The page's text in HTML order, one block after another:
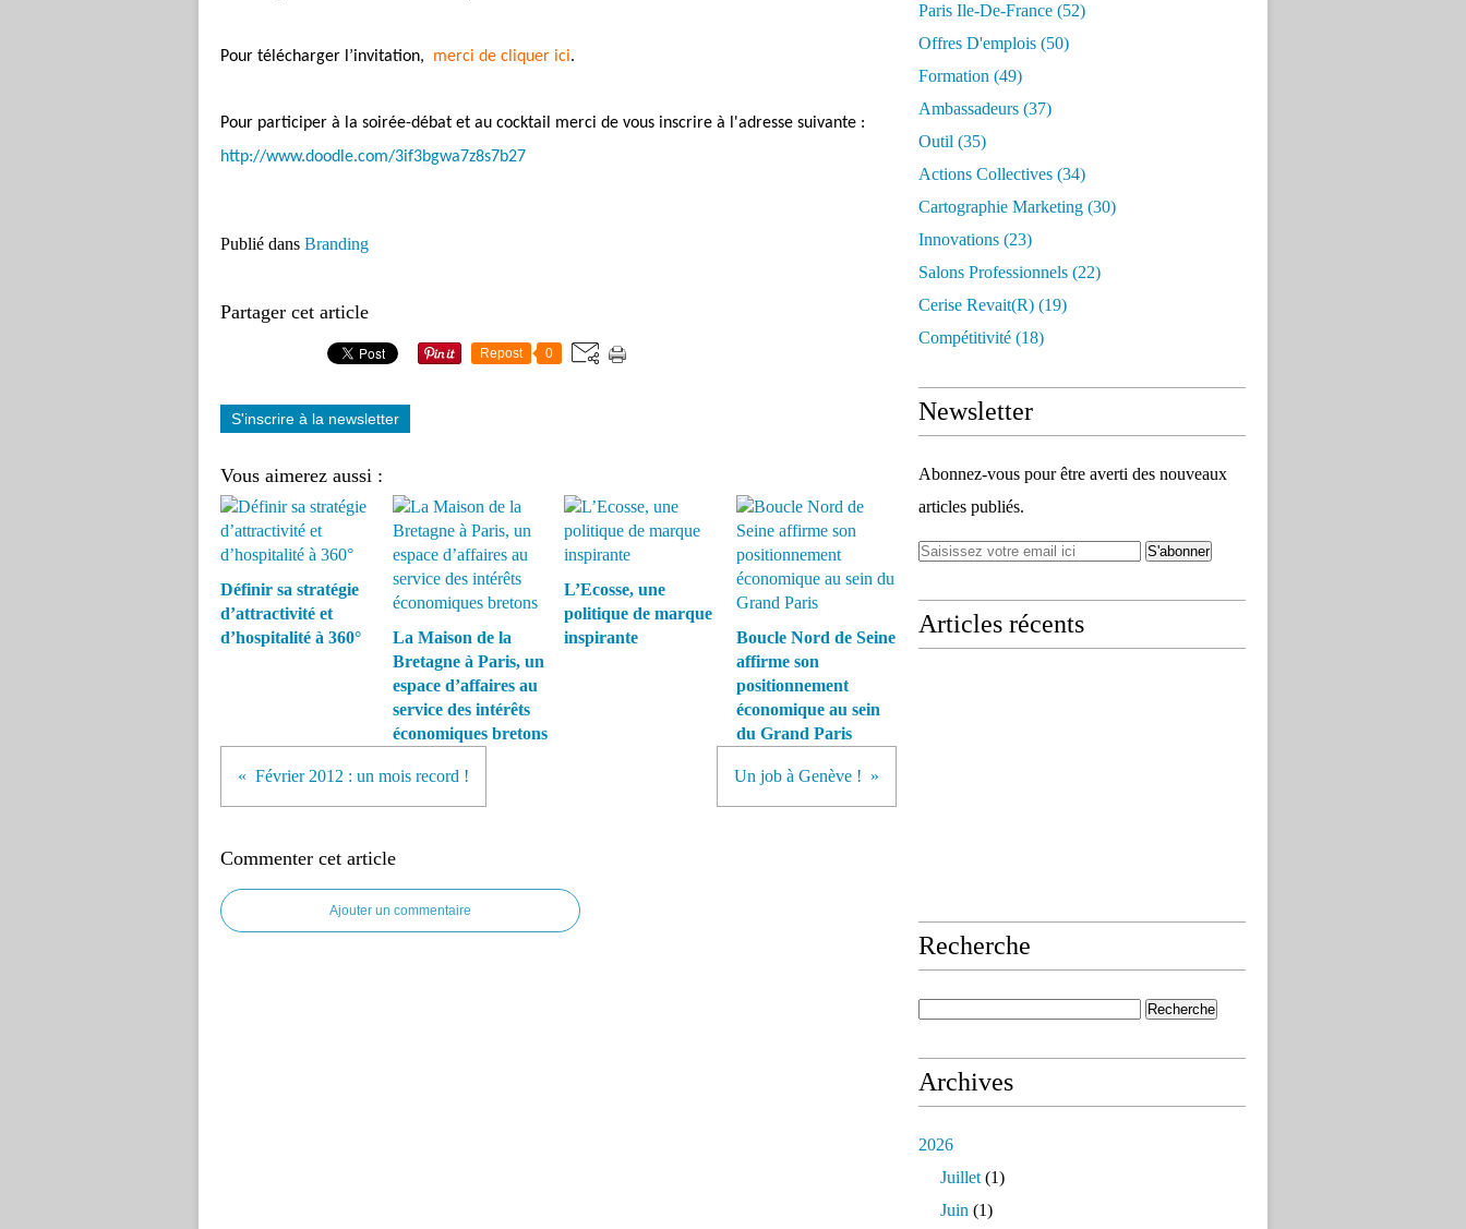
Pour télécharger l’invitation, merci de cliquer ici.
Pour participer à la soirée-débat et au cocktail merci de vous inscrire à l'adresse suivante :
http://www.doodle.com/3if3bgwa7z8s7b27
Publié dans Branding
Partager cet article
Repost 0
S'inscrire à la newsletter
Vous aimerez aussi :
Définir sa stratégie
d’attractivité et
d’hospitalité à 360°
La Maison de la
Bretagne à Paris, un
espace d’affaires au
service des intérêts
économiques bretons
L’Ecosse, une
politique de marque
inspirante
Boucle Nord de Seine
affirme son
positionnement
économique au sein
du Grand Paris
Février 2012 : un mois record ! Un job à Genève !
Commenter cet article
Ajouter un commentaire
Paris Ile-De-France (52)
Offres D'emplois (50)
Formation (49)
Ambassadeurs (37)
Outil (35)
Actions Collectives (34)
Cartographie Marketing (30)
Innovations (23)
Salons Professionnels (22)
Cerise Revait(r) (19)
Compétitivité (18)
Newsletter
Abonnez-vous pour être averti des nouveaux
articles publiés.
Articles récents
Recherche
Archives
2026
Juillet (1)
Juin (1)